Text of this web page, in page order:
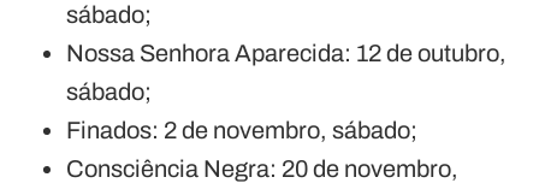
sábado;
Nossa Senhora Aparecida: 12 de outubro,
sábado;
Finados: 2 de novembro, sábado;
Consciência Negra: 20 de novembro,